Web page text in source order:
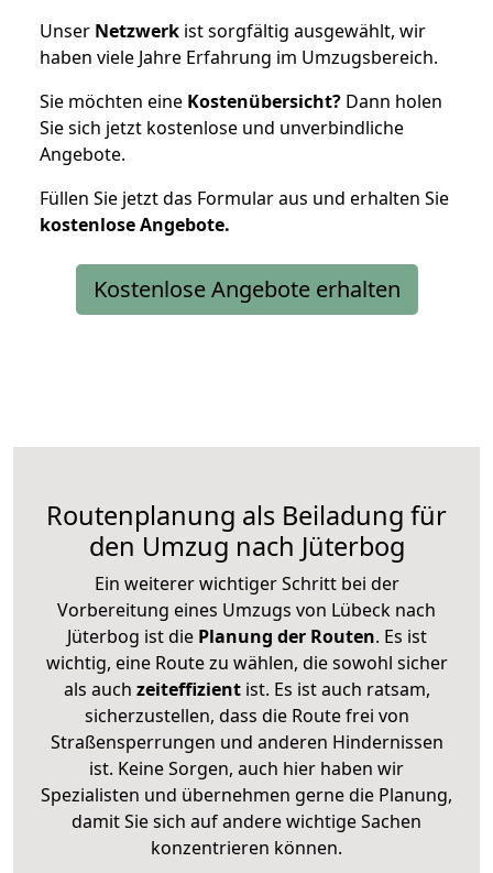
Unser Netzwerk ist sorgfältig ausgewählt, wir
haben viele Jahre Erfahrung im Umzugsbereich.
Sie möchten eine Kostenübersicht? Dann holen
Sie sich jetzt kostenlose und unverbindliche
Angebote.
Füllen Sie jetzt das Formular aus und erhalten Sie
kostenloseAngebote.
Kostenlose Angebote erhalten
Routenplanung als Beiladung für
den Umzug nach Jüterbog
Ein weiterer wichtiger Schritt bei der
Vorbereitung eines Umzugs von Lübeck nach
Jüterbog ist diePlanung der Routen. Es ist
wichtig, eine Route zu wählen, die sowohl sicher
als auch zeiteffizientist. Es ist auch ratsam,
sicherzustellen, dass die Route frei von
Straßensperrungen und anderen Hindernissen
ist. Keine Sorgen, auch hier haben wir
Spezialisten und übernehmen gerne die Planung,
damit Sie sich auf andere wichtige Sachen
konzentrieren können.